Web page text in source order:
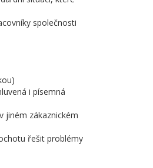
společnosti
i písemná
jiném zákaznickém
řešit problémy